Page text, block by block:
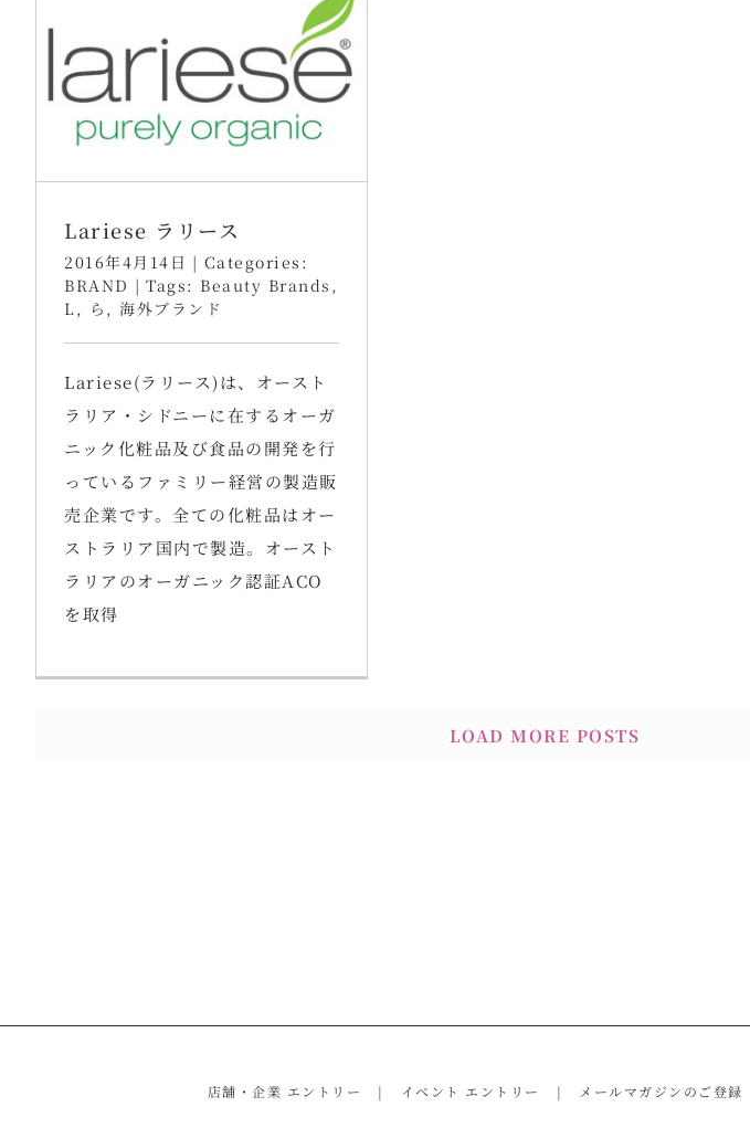
Lariese ラリース
2016年4月14日 | Categories:
BRAND | Tags: Beauty Brands ,
L , ら , 海外ブランド
Lariese(ラリース)は、オースト
ラリア・シドニーに在するオーガ
ニック化粧品及び食品の開発を行
っているファミリー経営の製造販
売企業です。全ての化粧品はオー
ストラリア国内で製造。オースト
ラリアのオーガニック認証ACO
を取得
LOAD MORE POSTS
店舗・企業 エントリー イベント エントリー メールマガジンのご登録